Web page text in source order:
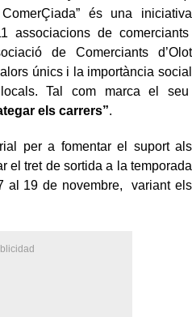
és una iniciativa
associacions de comerciants
de Comerciants d’Olot
únics i la importància social
Tal com marca el seu
els carrers”.
per a fomentar el suport als
el tret de sortida a la temporada
al 19 de novembre, variant els